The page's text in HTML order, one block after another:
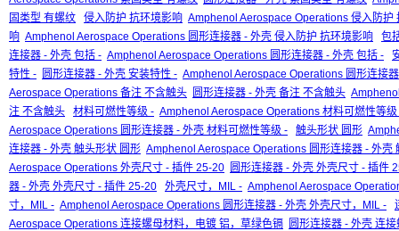
固类型 有螺纹
侵入防护 抗环境影响 Amphenol Aerospace Operations 侵入防护
响 Amphenol Aerospace Operations 圆形连接器 - 外壳 侵入防护 抗环境影响
包
连接器 - 外壳 包括 - Amphenol Aerospace Operations 圆形连接器 - 外壳 包括 -
特性 - 圆形连接器 - 外壳 安装特性 - Amphenol Aerospace Operations 圆形连接
Aerospace Operations 备注 不含触头 圆形连接器 - 外壳 备注 不含触头
注 不含触头
材料可燃性等级 - Amphenol Aerospace Operations 材料可燃性等级
Aerospace Operations 圆形连接器 - 外壳 材料可燃性等级 -
触头形状 圆形
连接器 - 外壳 触头形状 圆形 Amphenol Aerospace Operations 圆形连接器 - 外壳
Aerospace Operations 外壳尺寸 - 插件 25-20 圆形连接器 - 外壳 外壳尺寸 - 插件
器 - 外壳 外壳尺寸 - 插件 25-20
外壳尺寸，MIL - Amphenol Aerospace
寸，MIL - Amphenol Aerospace Operations 圆形连接器 - 外壳 外壳尺寸，MIL -
Aerospace Operations 连接螺母材料，电镀 铝，草绿色镉 圆形连接器 - 外壳 连